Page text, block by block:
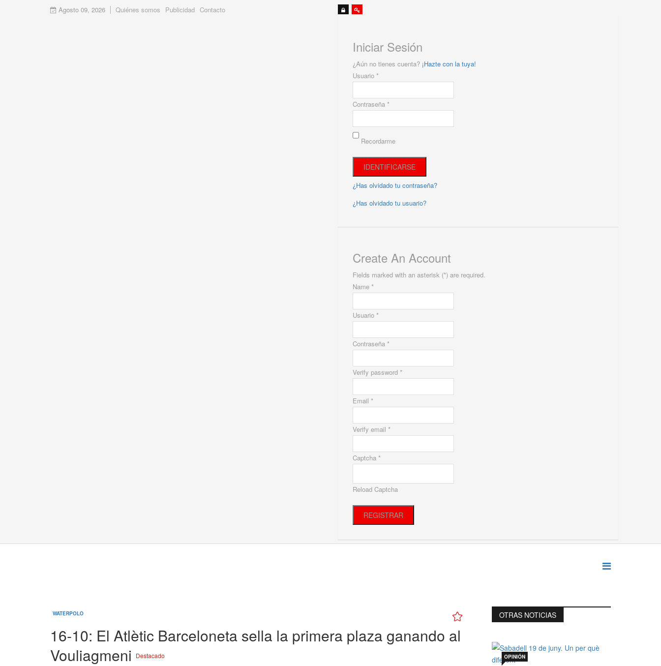
Agosto 09, 2026 Quiénes somos Publicidad Contacto
Iniciar Sesión
¿Aún no tienes cuenta? ¡Hazte con la tuya!
Usuario *
Contraseña *
Recordarme
¿Has olvidado tu contraseña?
¿Has olvidado tu usuario?
Create An Account
Fields marked with an asterisk (*) are required.
Name *
Usuario *
Contraseña *
Verify password *
Email *
Verify email *
Captcha *
Reload Captcha
REGISTRAR
WATERPOLO
16-10: El Atlètic Barceloneta sella la primera plaza ganando al
Vouliagmeni
Destacado
OTRAS NOTICIAS
OPINIÓN